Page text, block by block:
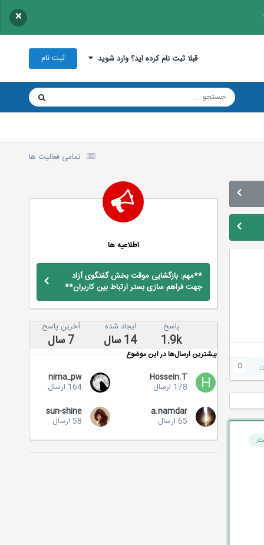
×
قبلا ثبت نام کرده اید؟ وارد شوید ثبت نام
تمامی فعالیت ها
0
اطلاعیه ها
**مهم: بازگشایی موقت بخش گفتگوی آزاد
جهت فراهم سازی بستر ارتباط بین کاربران**
پاسخ
1.9k
ایجاد شده
14 سال
آخرین پاسخ
7 سال
بیشترین ارسال‌ها در این موضوع
Hossein.T
178 ارسال
nima_pw
164 ارسال
a.namdar
65 ارسال
sun-shine
58 ارسال